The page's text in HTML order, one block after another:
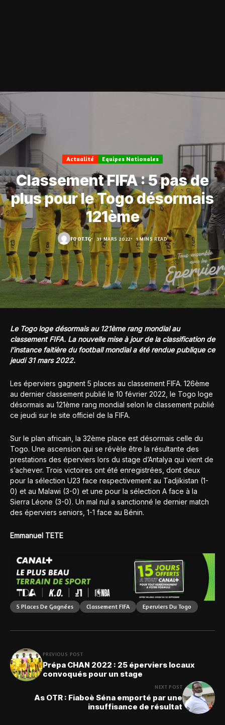
Actualité Equipes Nationales
Classement FIFA : 5 pas de
plus pour le Togo désormais
121ème
FOOT.TG 31 MARS 2022 1 MINS READ
Le Togo loge désormais au 121ème rang mondial au
classement FIFA. La nouvelle mise à jour de la classification de
l’instance faitière du football mondial a été rendue publique ce
jeudi 31 mars 2022.
Les éperviers gagnent 5 places au classement FIFA. 126ème
au dernier classement publié le 10 février 2022, le Togo loge
désormais au 121ème rang mondial selon le classement publié
ce jeudi sur le site officiel de la FIFA.
Sur le plan africain, la 32ème place est désormais celle du
Togo. Une ascension qui se révèle être la résultante des
prestations des éperviers lors du stage d’Antalya qui vient de
s’achever. Trois victoires ont été enregistrées, dont deux
pour la sélection U23 face respectivement au Tadjikistan (1-
0) et au Malawi (3-0) et une pour la sélection A face à la
Sierra Léone (3-0). Un mal nul a sanctionné le dernier match
des éperviers seniors, 1-1 face au Bénin.
Emmanuel TETE
5 Places De Gagnées Classement FIFA Eperviers Du Togo
PREVIOUS POST
Prépa CHAN 2022 : 25 éperviers locaux
convoqués pour un stage
NEXT POST
As OTR : Fiaboè Séna emporté par une
insuffisance de résultat